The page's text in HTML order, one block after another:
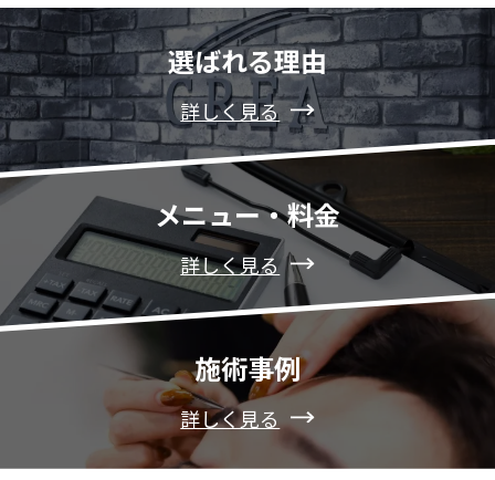
選ばれる理由
詳しく見る
メニュー・料金
詳しく見る
施術事例
詳しく見る